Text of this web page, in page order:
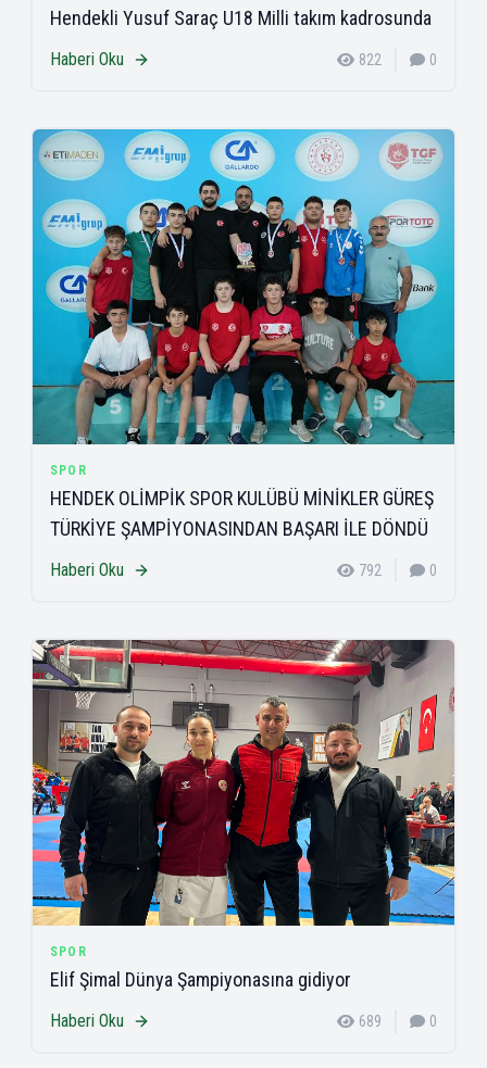
Hendekli Yusuf Saraç U18 Milli takım kadrosunda
Haberi Oku 822 0
SPOR
HENDEK OLİMPİK SPOR KULÜBÜ MİNİKLER GÜREŞ
TÜRKİYE ŞAMPİYONASINDAN BAŞARI İLE DÖNDÜ
Haberi Oku 792 0
SPOR
Elif Şimal Dünya Şampiyonasına gidiyor
Haberi Oku 689 0